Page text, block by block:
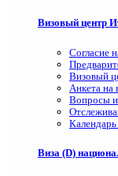
Визовый центр
Согласие
Визовый
Анкета на
Вопросы
Виза (D)